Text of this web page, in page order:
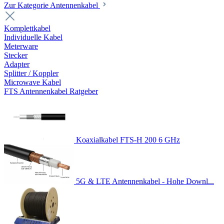
Zur Kategorie Antennenkabel
Komplettkabel
Individuelle Kabel
Meterware
Stecker
Adapter
Splitter / Koppler
Microwave Kabel
FTS Antennenkabel Ratgeber
Koaxialkabel FTS-H 200 6 GHz
5G & LTE Antennenkabel - Hohe Downl...